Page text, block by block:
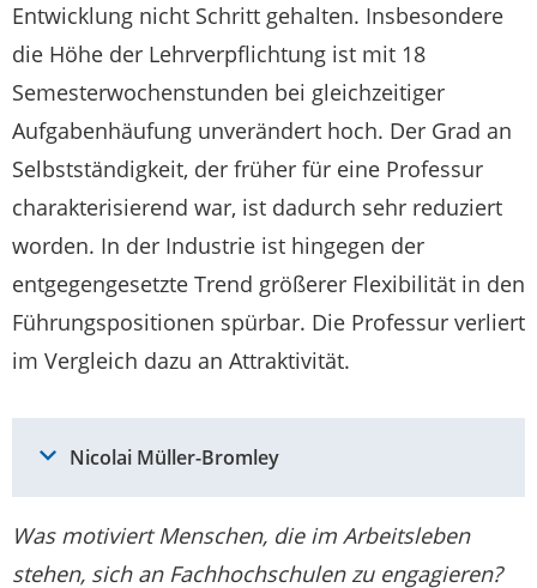
Entwicklung nicht Schritt gehalten. Insbesondere
die Höhe der Lehrverpflichtung ist mit 18
Semesterwochenstunden bei gleichzeitiger
Aufgabenhäufung unverändert hoch. Der Grad an
Selbstständigkeit, der früher für eine Professur
charakterisierend war, ist dadurch sehr reduziert
worden. In der Industrie ist hingegen der
entgegengesetzte Trend größerer Flexibilität in den
Führungspositionen spürbar. Die Professur verliert
im Vergleich dazu an Attraktivität.
Nicolai Müller-Bromley
Was motiviert Menschen, die im Arbeitsleben
stehen, sich an Fachhochschulen zu engagieren?